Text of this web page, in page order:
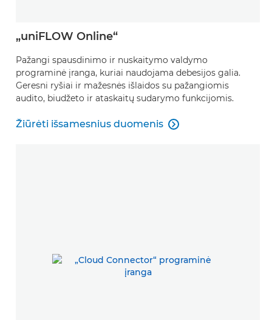
„uniFLOW Online“
Pažangi spausdinimo ir nuskaitymo valdymo
programinė įranga, kuriai naudojama debesijos galia.
Geresni ryšiai ir mažesnės išlaidos su pažangiomis
audito, biudžeto ir ataskaitų sudarymo funkcijomis.
Žiūrėti išsamesnius duomenis
Žiūrėti išsamesnius duomenis
